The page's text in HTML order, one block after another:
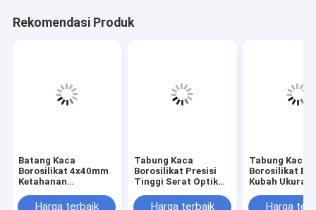
Rekomendasi Produk
Batang Kaca
Borosilikat 4x40mm
Ketahanan
Yang Baik Untuk
Harga terbaik
Tabung Kaca
Borosilikat Presisi
Tinggi Serat Optik
Borosilikat Kapiler
Harga terbaik
Tabung Kaca
Borosilikat
Kubah Ukuran
yangHarga